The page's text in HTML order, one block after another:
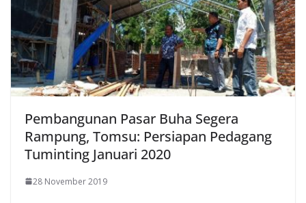
Pembangunan Pasar Buha Segera
Rampung, Tomsu: Persiapan Pedagang
Tuminting Januari 2020
28 November 2019